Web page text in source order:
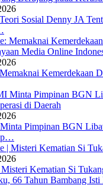
Sosial Denny JA
Kemerdekaan
Pimpinan BGN
Misteri Kematian Si